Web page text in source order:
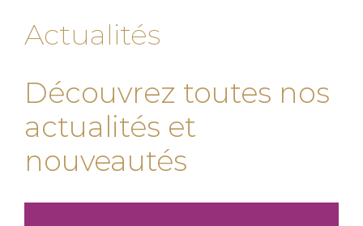
Actualités
Découvrez toutes nos
actualités et
nouveautés